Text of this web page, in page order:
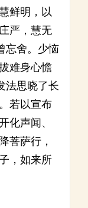
鲜明，以
严，慧无
忘舍。少恼
难身心憺
法思晓了长
若以宣布
化声闻、
菩萨行，
，如来所